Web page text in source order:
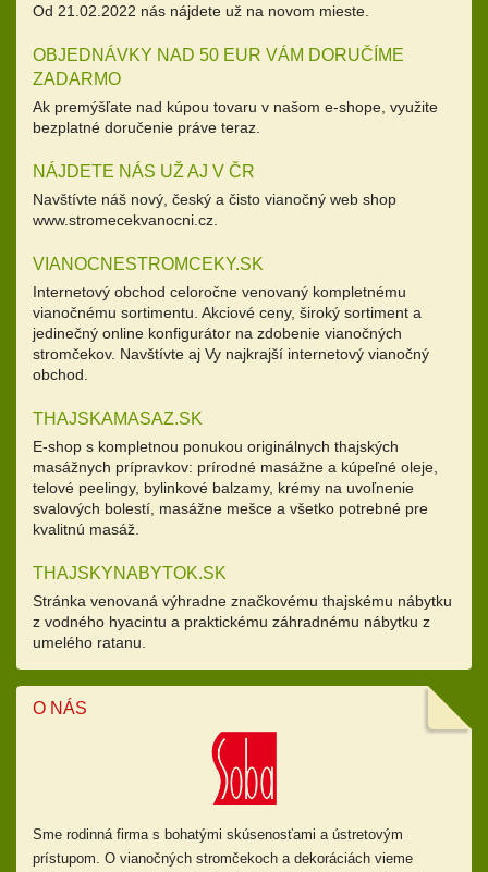
Od 21.02.2022 nás nájdete už na novom mieste.
OBJEDNÁVKY NAD 50 EUR VÁM DORUČÍME
ZADARMO
Ak premýšľate nad kúpou tovaru v našom e-shope, využite
bezplatné doručenie práve teraz.
NÁJDETE NÁS UŽ AJ V ČR
Navštívte náš nový, český a čisto vianočný web shop
www.stromecekvanocni.cz.
VIANOCNESTROMCEKY.SK
Internetový obchod celoročne venovaný kompletnému
vianočnému sortimentu. Akciové ceny, široký sortiment a
jedinečný online konfigurátor na zdobenie vianočných
stromčekov. Navštívte aj Vy najkrajší internetový vianočný
obchod.
THAJSKAMASAZ.SK
E-shop s kompletnou ponukou originálnych thajských
masážnych prípravkov: prírodné masážne a kúpeľné oleje,
telové peelingy, bylinkové balzamy, krémy na uvoľnenie
svalových bolestí, masážne mešce a všetko potrebné pre
kvalitnú masáž.
THAJSKYNABYTOK.SK
Stránka venovaná výhradne značkovému thajskému nábytku
z vodného hyacintu a praktickému záhradnému nábytku z
umelého ratanu.
O NÁS
Sme rodinná firma s bohatými skúsenosťami a ústretovým
prístupom. O vianočných stromčekoch a dekoráciách vieme